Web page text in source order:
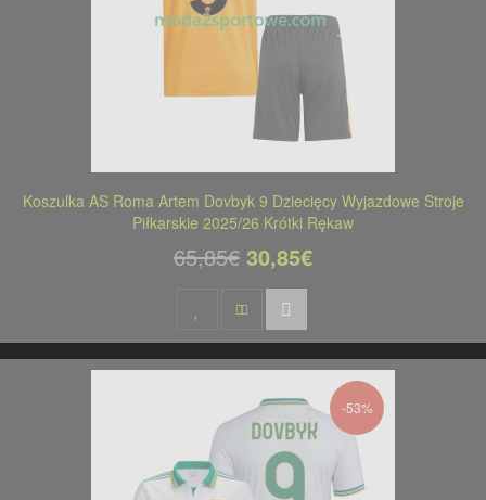
Koszulka AS Roma Artem Dovbyk 9 Dziecięcy Wyjazdowe Stroje
Piłkarskie 2025/26 Krótki Rękaw
65,85€ 30,85€
-53%